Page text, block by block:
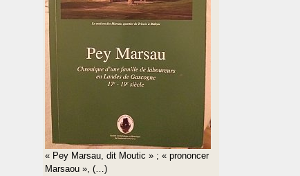
« Pey Marsau, dit Moutic » ; « prononcer
Marsaou », (…)